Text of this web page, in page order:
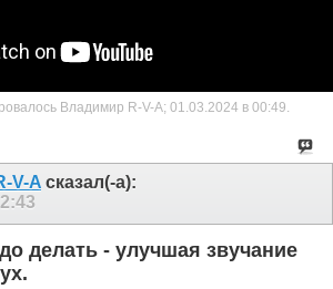
Владимир R-V-A; 01.03.2024 в 00:49.
V-A сказал(-а):
делать - улучшая звучание